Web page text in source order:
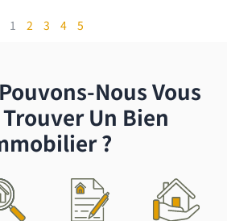
1 2 3 4 5
Nous Vous
Un Bien
?